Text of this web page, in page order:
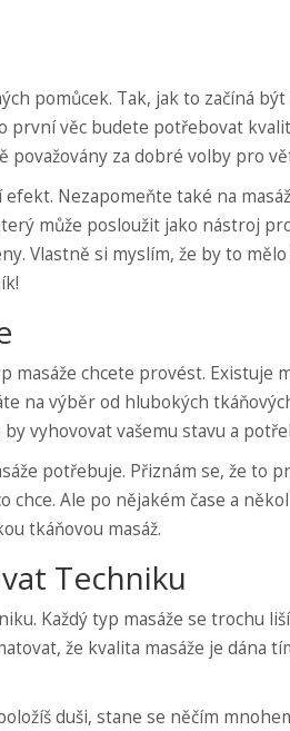
pomůcek. Tak, jak to začíná být
první věc budete potřebovat
za dobré volby pro
Nezapomeňte také na
může posloužit jako nástroj
Vlastně si myslím, že by to
masáže chcete provést. Existuje
na výběr od hlubokých
vyhovovat vašemu stavu a
potřebuje. Přiznám se, že to
Ale po nějakém čase a
tkáňovou masáž.
Techniku
Každý typ masáže se trochu
že kvalita masáže je dána
duši, stane se něčím